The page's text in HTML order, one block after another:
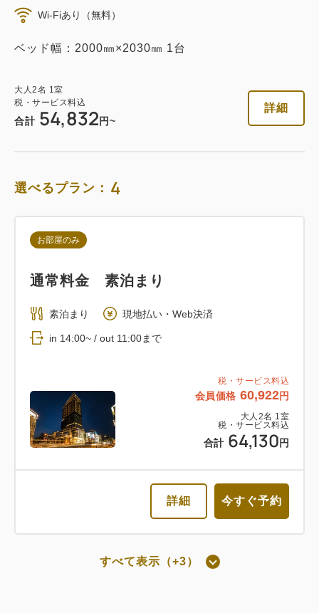
50,174円
in 14:00~ / out 11:00まで
詳細 今すぐ予約
税・サービス料込
57,394
税・サービス料込
60,416円
返金不可 朝食付き
in 14:00~ / out 11:00まで
詳細
Wi-Fiあり（無料）
ベッド幅：2000㎜×2030㎜ 1台
大人2名 1室
税・サービス料込
合計 54,832 円~
詳細
選べるプラン： 4
税・サービス料込
会員価格 60,922円
大人 2名 1室
税・サービス料込
合計 64,130 円
お部屋のみ
通常料金 素泊まり
素泊まり 現地払い・Web決済
in 14:00~ / out 11:00まで
詳細 今すぐ予約
すべて表示（+3）